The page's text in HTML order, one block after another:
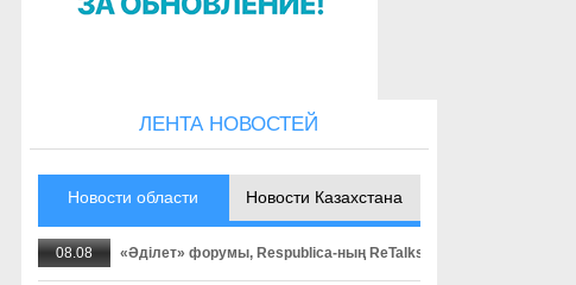
ЛЕНТА НОВОСТЕЙ
Новости области Новости Казахстана
08.08 «Әділет» форумы, Respublica-ның ReTalks алаңы және Baytaq-